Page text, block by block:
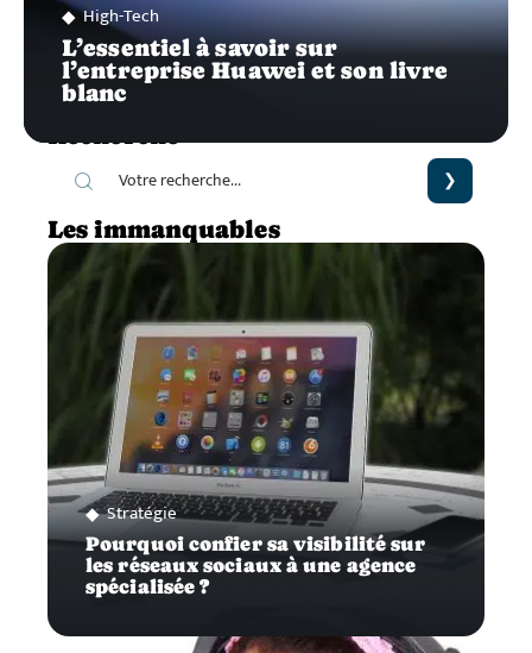
High-Tech
L’essentiel à savoir sur
l’entreprise Huawei et son livre
blanc
Recherche
Les immanquables
Stratégie
Pourquoi confier sa visibilité sur
les réseaux sociaux à une agence
spécialisée ?